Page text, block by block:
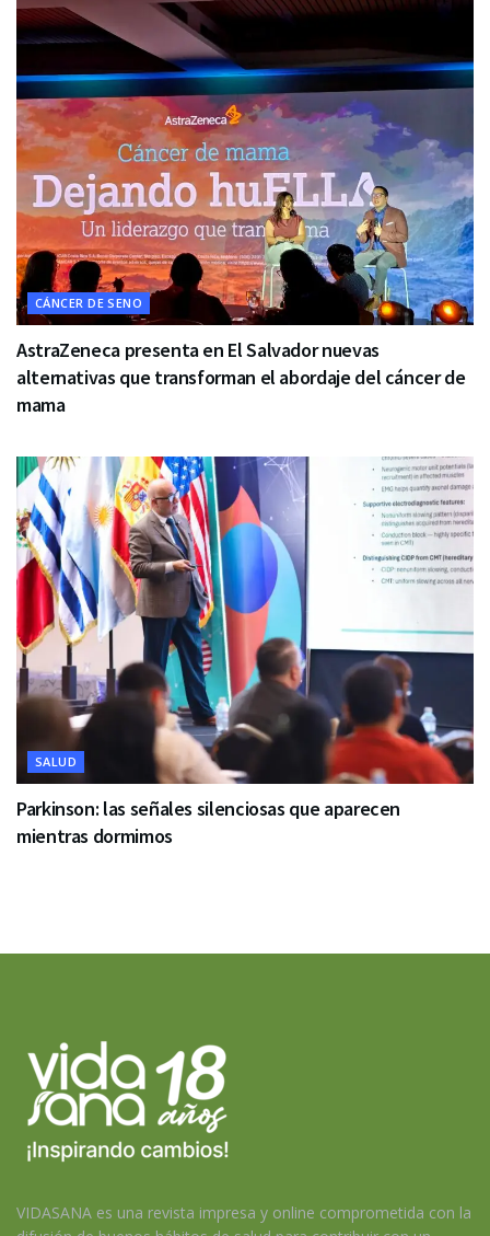
CÁNCER DE SENO
AstraZeneca presenta en El Salvador nuevas
alternativas que transforman el abordaje del cáncer de
mama
SALUD
Parkinson: las señales silenciosas que aparecen
mientras dormimos
VIDASANA es una revista impresa y online comprometida con la